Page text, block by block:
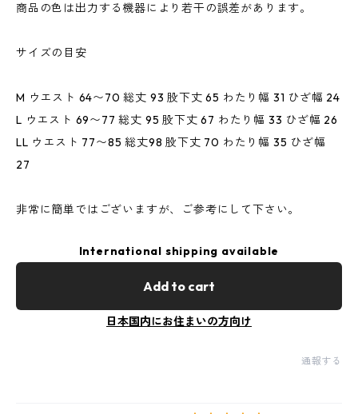
商品の色は出力する機器により若干の誤差があります。
サイズの目安
M ウエスト 64〜70 総丈 93 股下丈 65 わたり幅 31 ひざ幅 24
L ウエスト 69〜77 総丈 95 股下丈 67 わたり幅 33 ひざ幅 26
LL ウエスト 77〜85 総丈98 股下丈 70 わたり幅 35 ひざ幅
27
非常に簡単ではございますが、ご参考にして下さい。
International shipping available
Add to cart
日本国内にお住まいの方向け
通報する